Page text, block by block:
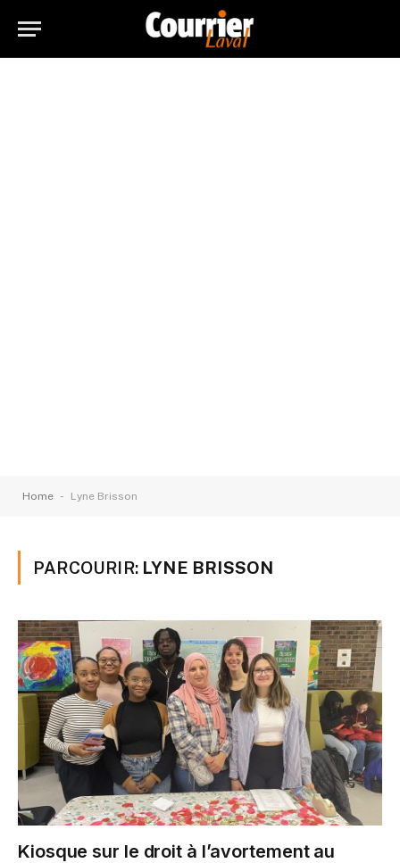
Home - Lyne Brisson
PARCOURIR: LYNE BRISSON
Kiosque sur le droit à l’avortement au